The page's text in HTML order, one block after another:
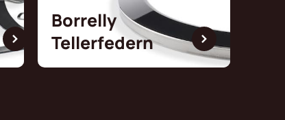
Borrelly
Tellerfedern